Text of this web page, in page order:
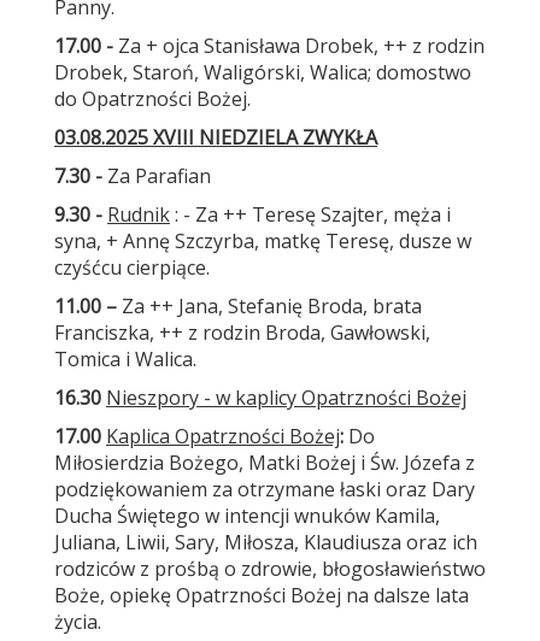
Panny.
17.00 - Za + ojca Stanisława Drobek, ++ z rodzin
Drobek, Staroń, Waligórski, Walica; domostwo
do Opatrzności Bożej.
03.08.2025 XVIII NIEDZIELA ZWYKŁA
7.30 - Za Parafian
9.30 - Rudnik: - Za ++ Teresę Szajter, męża i
syna, + Annę Szczyrba, matkę Teresę, dusze w
czyśćcu cierpiące.
11.00 – Za ++ Jana, Stefanię Broda, brata
Franciszka, ++ z rodzin Broda, Gawłowski,
Tomica i Walica.
16.30 Nieszpory - w kaplicy Opatrzności Bożej
17.00 Kaplica Opatrzności Bożej: Do
Miłosierdzia Bożego, Matki Bożej i Św. Józefa z
podziękowaniem za otrzymane łaski oraz Dary
Ducha Świętego w intencji wnuków Kamila,
Juliana, Liwii, Sary, Miłosza, Klaudiusza oraz ich
rodziców z prośbą o zdrowie, błogosławieństwo
Boże, opiekę Opatrzności Bożej na dalsze lata
życia.